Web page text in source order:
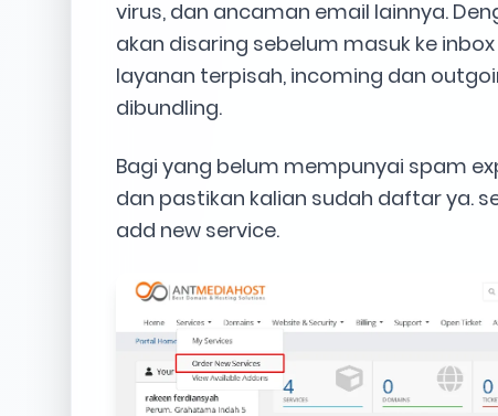
virus, dan ancaman email lainnya.
akan disaring sebelum masuk ke
layanan terpisah, incoming dan
dibundling.
Bagi yang belum mempunyai spam
dan pastikan kalian sudah daftar ya.
add new service.